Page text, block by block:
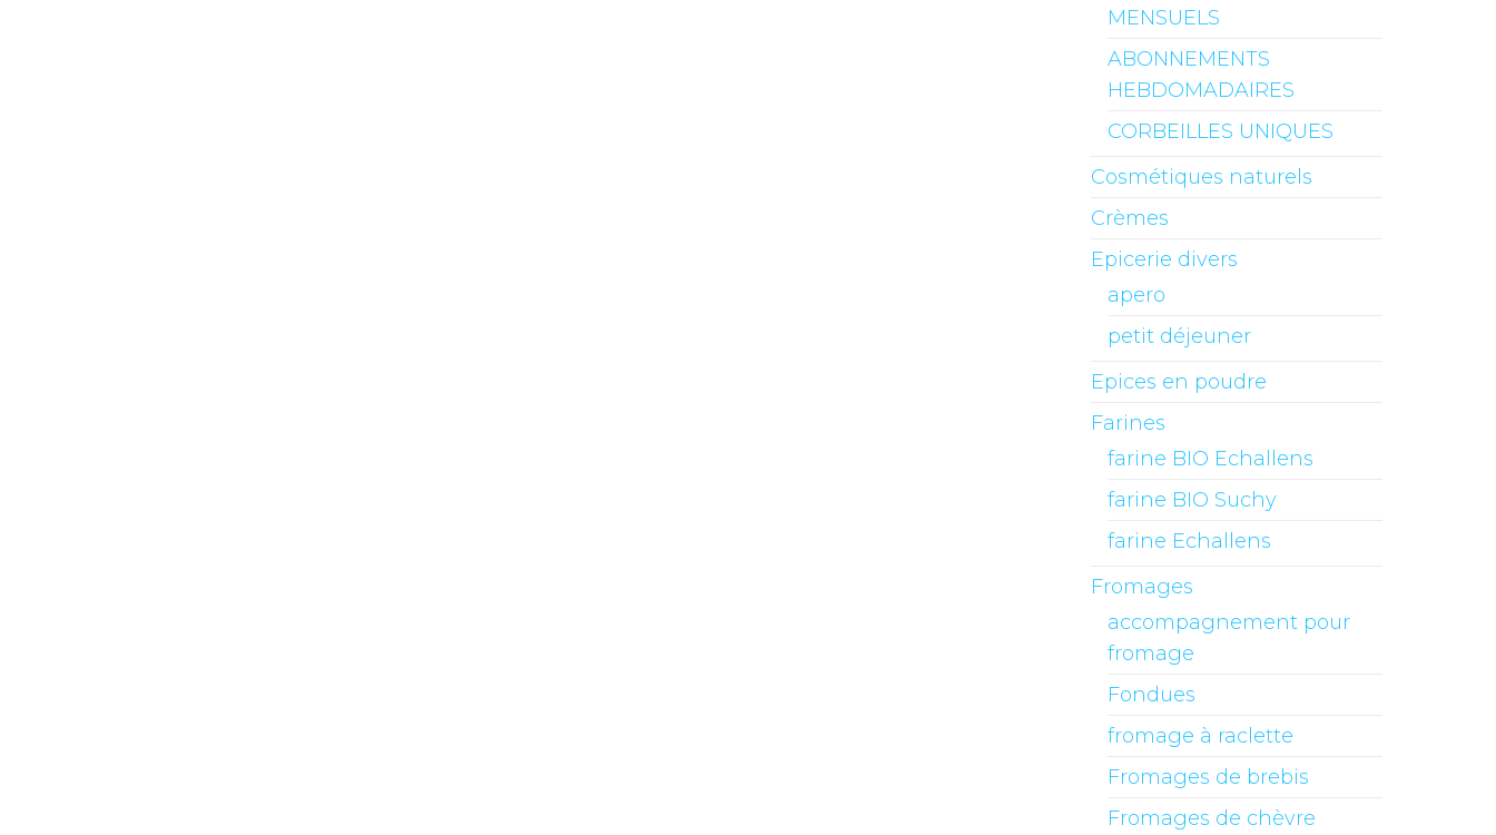
MENSUELS
ABONNEMENTS
HEBDOMADAIRES
CORBEILLES UNIQUES
Cosmétiques naturels
Crèmes
Epicerie divers
apero
petit déjeuner
Epices en poudre
Farines
farine BIO Echallens
farine BIO Suchy
farine Echallens
Fromages
accompagnement pour
fromage
Fondues
fromage à raclette
Fromages de brebis
Fromages de chèvre